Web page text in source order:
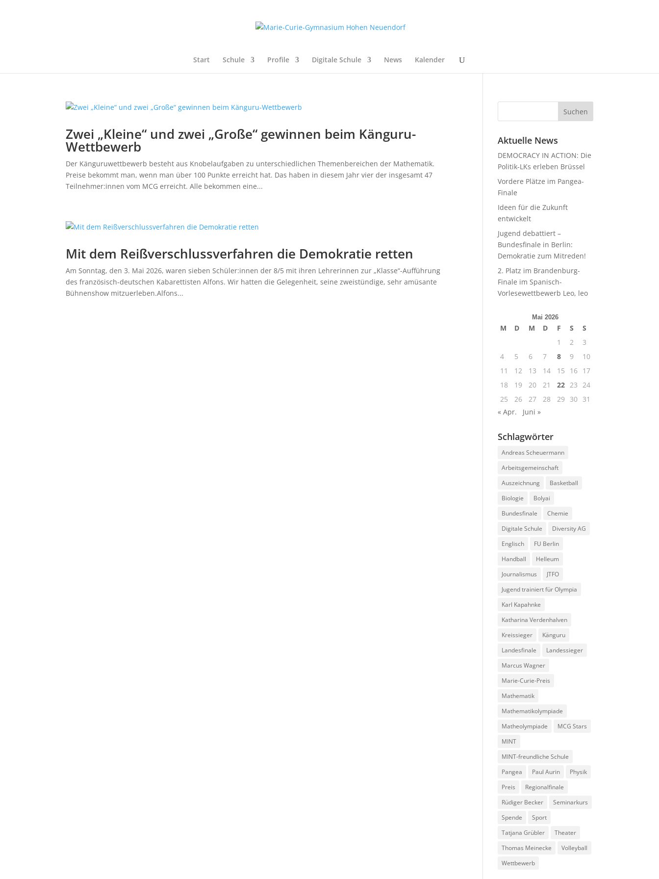
Start Schule Profile Digitale Schule News Kalender
Zwei „Kleine“ und zwei „Große“ gewinnen beim Känguru-
Wettbewerb
Der Känguruwettbewerb besteht aus Knobelaufgaben zu unterschiedlichen Themenbereichen der Mathematik.
Preise bekommt man, wenn man über 100 Punkte erreicht hat. Das haben in diesem Jahr vier der insgesamt 47
Teilnehmer:innen vom MCG erreicht. Alle bekommen eine...
Mit dem Reißverschlussverfahren die Demokratie retten
Am Sonntag, den 3. Mai 2026, waren sieben Schüler:innen der 8/5 mit ihren Lehrerinnen zur „Klasse“-Aufführung
des französisch-deutschen Kabarettisten Alfons. Wir hatten die Gelegenheit, seine zweistündige, sehr amüsante
Bühnenshow mitzuerleben.Alfons...
Aktuelle News
DEMOCRACY IN ACTION: Die
Politik-LKs erleben Brüssel
Vordere Plätze im Pangea-
Finale
Ideen für die Zukunft
entwickelt
Jugend debattiert –
Bundesfinale in Berlin:
Demokratie zum Mitreden!
2. Platz im Brandenburg-
Finale im Spanisch-
Vorlesewettbewerb Leo, leo
Mai 2026
M D M D F S
S
1
2
3
4
5 6 7 8 9
10
11
12 13 14 15 16 17
18
19 20 21 22 23 24
25
26 27 28 29 30 31
« Apr.
Juni »
Schlagwörter
Andreas Scheuermann
Arbeitsgemeinschaft
Auszeichnung
Basketball
Biologie
Bolyai
Bundesfinale
Chemie
Digitale Schule
Diversity AG
Englisch
FU Berlin
Handball
Helleum
Journalismus
JTFO
Jugend trainiert für Olympia
Karl Kapahnke
Katharina Verdenhalven
Kreissieger
Känguru
Landesfinale
Landessieger
Marcus Wagner
Marie-Curie-Preis
Mathematik
Mathematikolympiade
Matheolympiade
MCG Stars
MINT
MINT-freundliche Schule
Pangea
Paul Aurin
Physik
Preis
Regionalfinale
Rüdiger Becker
Seminarkurs
Spende
Sport
Tatjana Grübler
Theater
Thomas Meinecke
Volleyball
Wettbewerb